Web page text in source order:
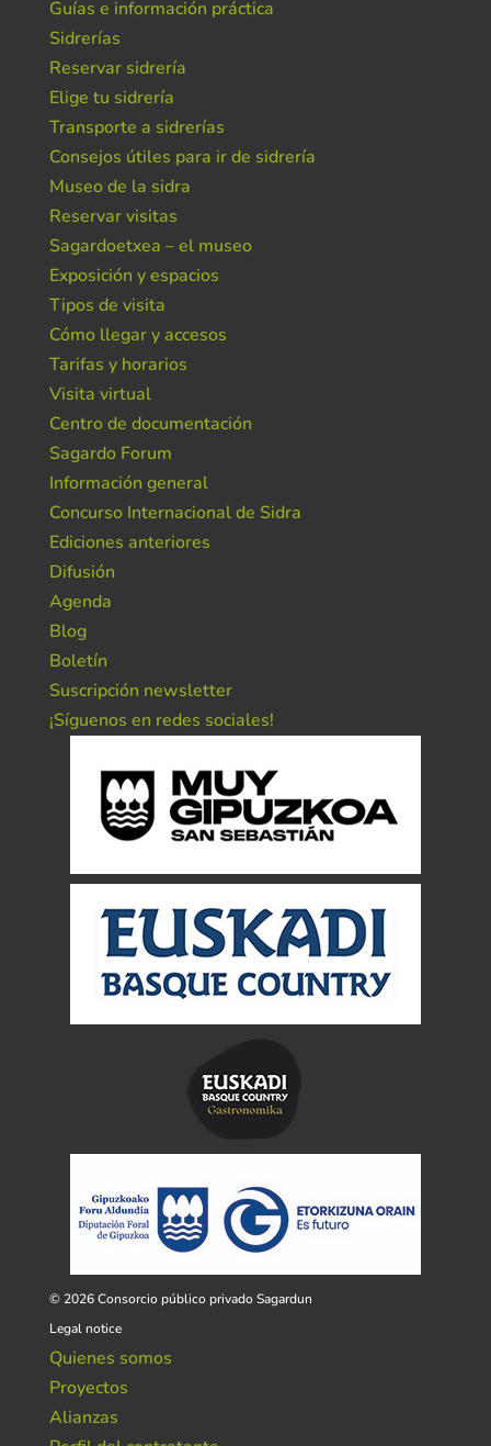
Guías e información práctica
Sidrerías
Reservar sidrería
Elige tu sidrería
Transporte a sidrerías
Consejos útiles para ir de sidrería
Museo de la sidra
Reservar visitas
Sagardoetxea – el museo
Exposición y espacios
Tipos de visita
Cómo llegar y accesos
Tarifas y horarios
Visita virtual
Centro de documentación
Sagardo Forum
Información general
Concurso Internacional de Sidra
Ediciones anteriores
Difusión
Agenda
Blog
Boletín
Suscripción newsletter
¡Síguenos en redes sociales!
© 2026 Consorcio público privado Sagardun
Legal notice
Quienes somos
Proyectos
Alianzas